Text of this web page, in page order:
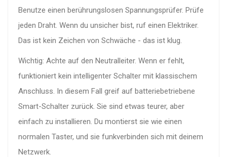
Benutze einen berührungslosen Spannungsprüfer. Prüfe
jeden Draht. Wenn du unsicher bist, ruf einen Elektriker.
Das ist kein Zeichen von Schwäche - das ist klug.
Wichtig: Achte auf den Neutralleiter. Wenn er fehlt,
funktioniert kein intelligenter Schalter mit klassischem
Anschluss. In diesem Fall greif auf batteriebetriebene
Smart-Schalter zurück. Sie sind etwas teurer, aber
einfach zu installieren. Du montierst sie wie einen
normalen Taster, und sie funkverbinden sich mit deinem
Netzwerk.